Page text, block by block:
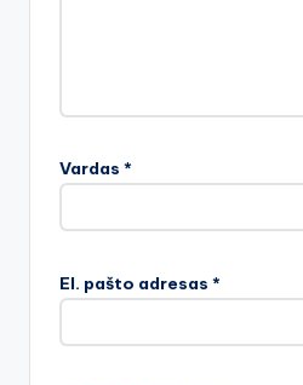
Vardas *
El. pašto adresas *